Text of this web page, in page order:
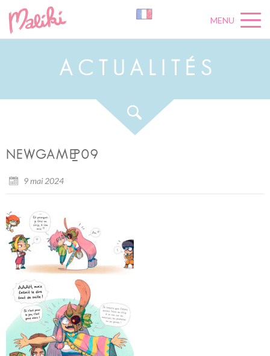
MENU
A C U A L É S
NEWGAME_P09
9 mai 2024